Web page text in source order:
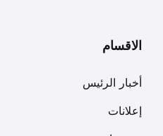
الاقسام
أخبار الرئيس
إعلانات